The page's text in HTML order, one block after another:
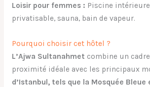
Loisir pour femmes : Piscine
privatisable, sauna, bain de vapeur.
Pourquoi choisir cet hôtel ?
L’Ajwa Sultanahmet combine un
proximité idéale avec les principaux
d’Istanbul, tels que la Mosquée Bleue